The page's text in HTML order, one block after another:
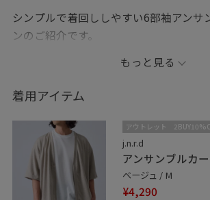
シンプルで着回ししやすい6部袖アンサ
ンのご紹介です。
カーゴパンツと合わせてゆったりカジュ
しました。
個人インスタ始めました♪
kaori_08.30 です。
是非こちらのフォローも宜しくお願いし
もっと見る
着用アイテム
アウトレット
j.n.r.d
アンサンブルカ
ベージュ / M
¥4,290